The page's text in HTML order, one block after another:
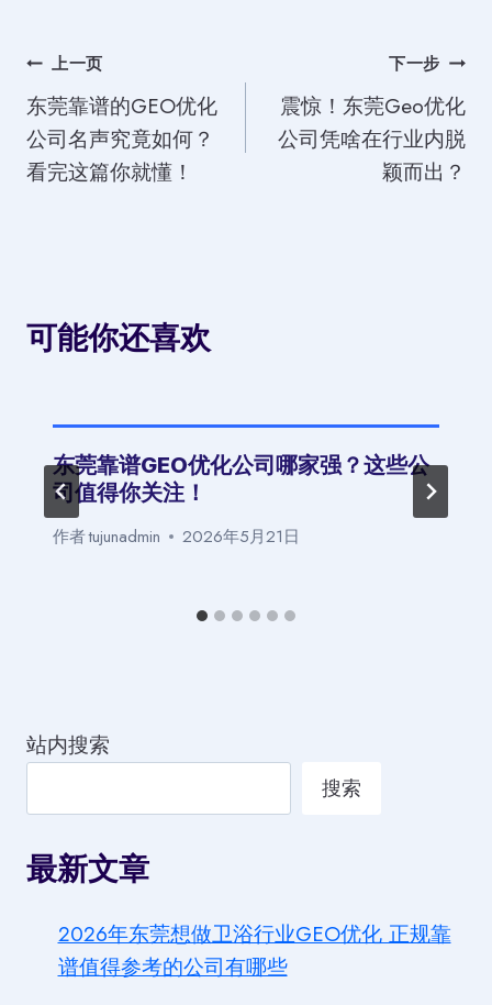
文
章
导
上一页
东莞靠谱的GEO优化
公司名声究竟如何？
看完这篇你就懂！
下一步
震惊！东莞Geo优化
公司凭啥在行业内脱
颖而出？
可能你还喜欢
东莞靠谱GEO优化公司哪家强？这些公
司值得你关注！
作者tujunadmin 2026年5月21日
站内搜索
搜索
最新文章
2026年东莞想做卫浴行业GEO优化 正规靠
谱值得参考的公司有哪些